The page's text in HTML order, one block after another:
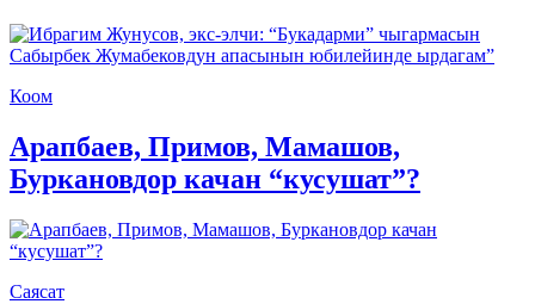
Коом
Арапбаев, Примов, Мамашов,
Буркановдор качан “кусушат”?
Саясат